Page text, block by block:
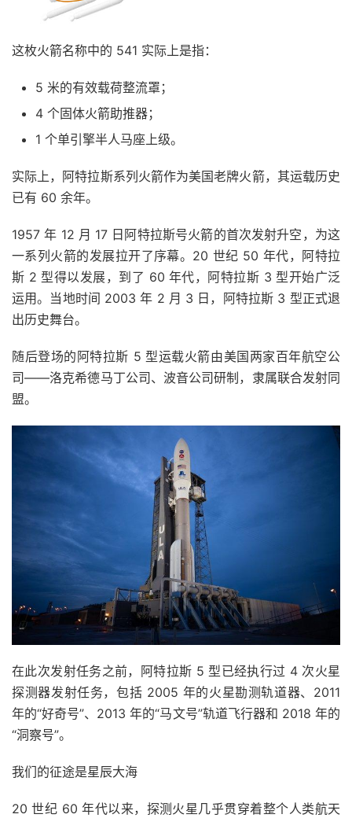
这枚火箭名称中的 541 实际上是指：
5 米的有效载荷整流罩；
4 个固体火箭助推器；
1 个单引擎半人马座上级。
实际上，阿特拉斯系列火箭作为美国老牌火箭，其运载历史
已有 60 余年。
1957 年 12 月 17 日阿特拉斯号火箭的首次发射升空，为这
一系列火箭的发展拉开了序幕。20 世纪 50 年代，阿特拉
斯 2 型得以发展，到了 60 年代，阿特拉斯 3 型开始广泛
运用。当地时间 2003 年 2 月 3 日，阿特拉斯 3 型正式退
出历史舞台。
随后登场的阿特拉斯 5 型运载火箭由美国两家百年航空公
司——洛克希德马丁公司、波音公司研制，隶属联合发射同
盟。
在此次发射任务之前，阿特拉斯 5 型已经执行过 4 次火星
探测器发射任务，包括 2005 年的火星勘测轨道器、2011
年的“好奇号”、2013 年的“马文号”轨道飞行器和 2018 年的
“洞察号”。
我们的征途是星辰大海
20 世纪 60 年代以来，探测火星几乎贯穿着整个人类航天